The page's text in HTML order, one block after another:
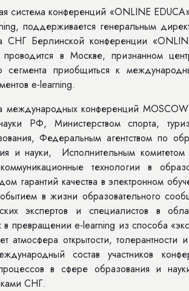
конференций «ONLINE EDUCA»,
поддерживается генеральным
Берлинской конференции
в Москве, признанном
сегмента приобщиться к
e-learning.
конференций MOSCOW
РФ, Министерством спорта,
Федеральным агентством по
и науки, Исполнительным
технологии в
гарантий качества в электронном
в жизни образовательного
экспертов и специалистов в
в превращении e-learning из способа
атмосфера открытости,
состав участников
процессов в сфере образования и
СНГ.